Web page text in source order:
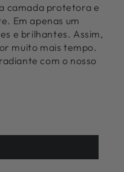
camada protetora e
Em apenas um
e brilhantes. Assim,
muito mais tempo.
com o nosso